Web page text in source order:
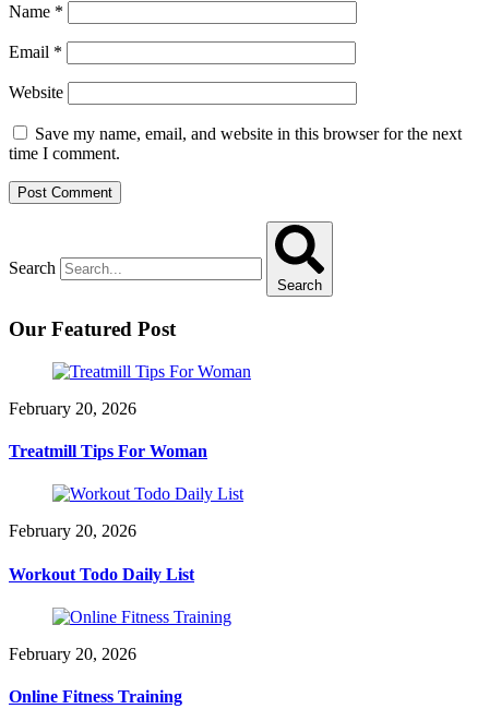
Name *
Email *
Website
Save my name, email, and website in this browser for the next
time I comment.
Search
Search
Our Featured Post
February 20, 2026
Treatmill Tips For Woman
February 20, 2026
Workout Todo Daily List
February 20, 2026
Online Fitness Training